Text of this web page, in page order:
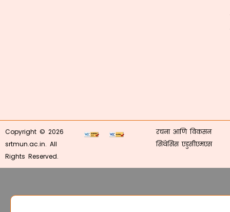
Copyright © 2026
srtmun.ac.in. All
Rights Reserved.
रचना आणि विकसन
सिंथेसिस एडुसीएमएस